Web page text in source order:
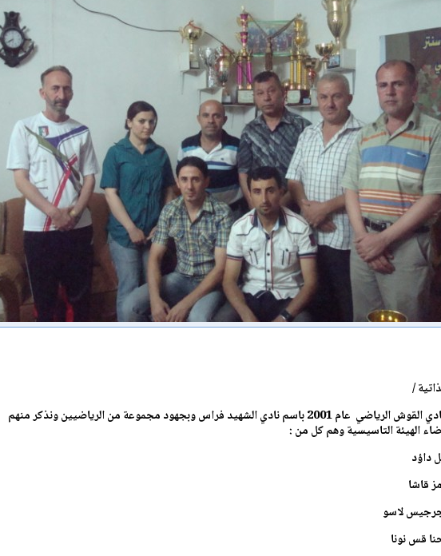
/
القوش الرياضي
عام 2001 باسم نادي الشهيد فراس وبجهود مجموعة من الرياضيين ونذكر منهم
الهيئة التاسيسية وهم كل من :
داؤد
قاشا
لاسو
قس نونا